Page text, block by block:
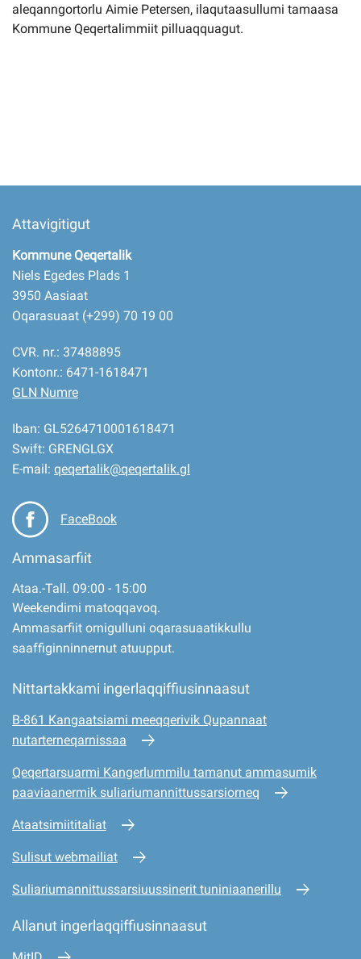
aleqanngortorlu Aimie Petersen, ilaqutaasullumi tamaasa
Kommune Qeqertalimmiit pilluaqquagut.
Attavigitigut
Kommune Qeqertalik
Niels Egedes Plads 1
3950 Aasiaat
Oqarasuaat (+299) 70 19 00
CVR. nr.: 37488895
Kontonr.: 6471-1618471
GLN Numre
Iban: GL5264710001618471
Swift: GRENGLGX
E-mail: qeqertalik@qeqertalik.gl
FaceBook
Ammasarfiit
Ataa.-Tall. 09:00 - 15:00
Weekendimi matoqqavoq.
Ammasarfiit ornigulluni oqarasuaatikkullu
saaffiginninnernut atuupput.
Nittartakkami ingerlaqqiffiusinnaasut
B-861 Kangaatsiami meeqqerivik Qupannaat
nutarterneqarnissaa
Qeqertarsuarmi Kangerlummilu tamanut ammasumik
paaviaanermik suliariumannittussarsiorneq
Ataatsimiititaliat
Sulisut webmailiat
Suliariumannittussarsiuussinerit tuniniaanerillu
Allanut ingerlaqqiffiusinnaasut